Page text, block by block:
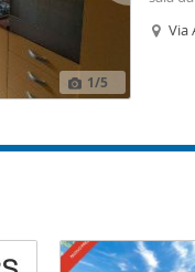
1/5
Via